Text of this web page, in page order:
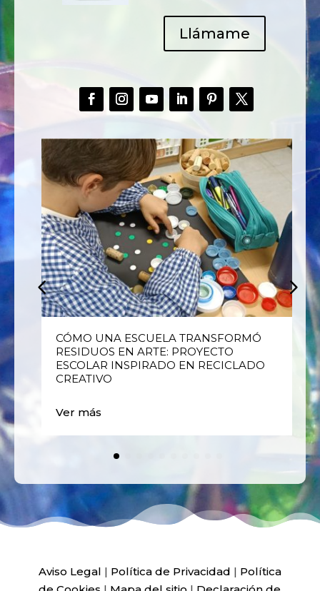
Llámame
CÓMO UNA ESCUELA TRANSFORMÓ
RESIDUOS EN ARTE: PROYECTO
ESCOLAR INSPIRADO EN RECICLADO
CREATIVO
Ver más
Aviso Legal | Política de Privacidad | Política